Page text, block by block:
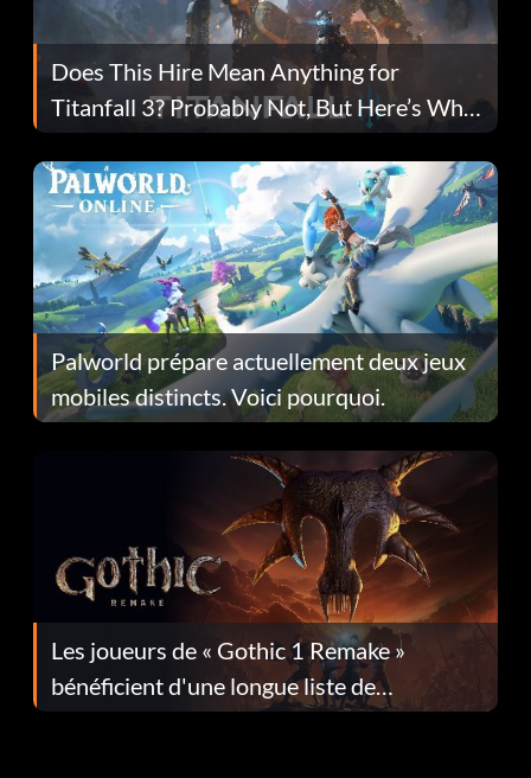
Does This Hire Mean Anything for
Titanfall 3? Probably Not, But Here’s Why
Fans Are Hopeful
Palworld prépare actuellement deux jeux
mobiles distincts. Voici pourquoi.
Les joueurs de « Gothic 1 Remake »
bénéficient d'une longue liste de
corrections dans la mise à jour 1.0.4